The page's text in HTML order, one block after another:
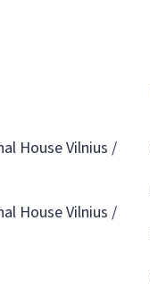
House Vilnius /
House Vilnius /